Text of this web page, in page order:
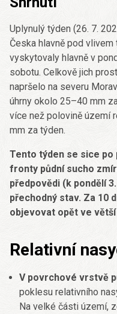
Uplynulý týden (26. 7.
Česka hlavně pod
vyskytovaly hlavně v
sobotu. Celkově jich
napršelo na severu
úhrny okolo 25–40 mm
více než polovině území
mm za týden.
Tento týden se sice po
fronty půdní sucho
předpovědi (k pondělí
přechodný stav. Za 10
objevovat opět ve
Relativní
V povrchové vrstvě
poklesu relativního
Na velké části území,